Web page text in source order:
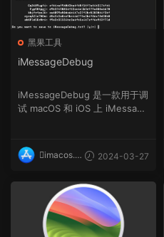
黑果工具
iMessageDebug
iMessageDebug 是一款用于调
试 macOS 和 iOS 上 iMessage
imacos.t
2024-03-27